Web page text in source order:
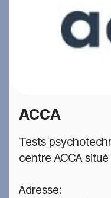
ACCA
Tests
centre ACCA
Adresse: